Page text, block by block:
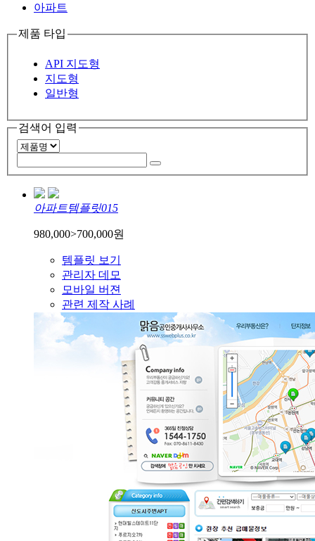
아파트
제품 타입
API 지도형
지도형
일반형
검색어 입력
아파트템플릿015
980,000>700,000원
템플릿 보기
관리자 데모
모바일 버젼
관련 제작 사례